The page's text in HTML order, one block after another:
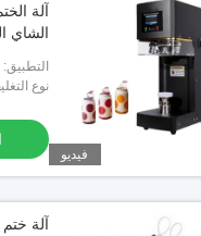
فيديو
آلة
الشاي
نوع
آلة ختم